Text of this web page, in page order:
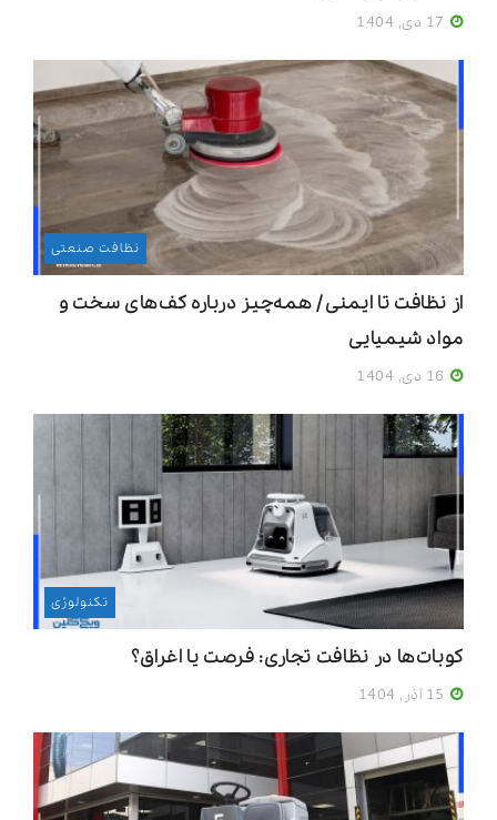
نظافت صنعتی
از نظافت تا ایمنی / همه‌چیز درباره کف‌های سخت و
مواد شیمیایی
تکنولوژی
کوبات‌ها در نظافت تجاری: فرصت یا اغراق؟